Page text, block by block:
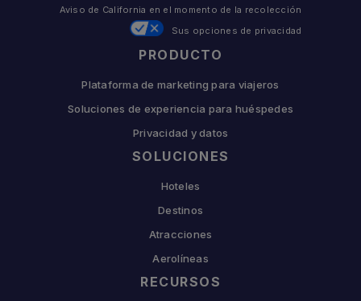
PRODUCTO
Plataforma de marketing para viajeros
Soluciones de experiencia para huéspedes
Privacidad y datos
SOLUCIONES
Hoteles
Destinos
Atracciones
Aerolíneas
RECURSOS
Aviso de California en el momento de la recolección
Sus opciones de privacidad